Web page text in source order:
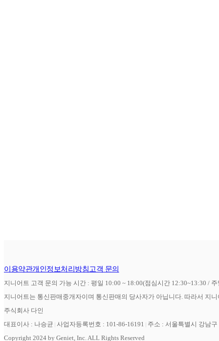
이용약관개인정보처리방침고객 문의
지니어트 고객 문의 가능 시간 : 평일 10:00 ~ 18:00(점심시간 12:30~13:30 /
지니어트는 통신판매중개자이며 통신판매의 당사자가 아닙니다. 따라서 지
주식회사 다인
대표이사 : 나승균 사업자등록번호 : 101-86-16191
주소 : 서울특별시 강남
Copyright 2024 by Geniet, Inc. ALL Rights Reserved